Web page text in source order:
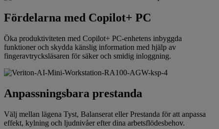
Fördelarna med Copilot+ PC
Öka produktiviteten med Copilot+ PC-enhetens inbyggda
funktioner och skydda känslig information med hjälp av
fingeravtrycksläsaren för säker och smidig inloggning.
Anpassningsbara prestanda
Välj mellan lägena Tyst, Balanserat eller Prestanda för att anpassa
effekt, kylning och ljudnivåer efter dina arbetsflödesbehov.